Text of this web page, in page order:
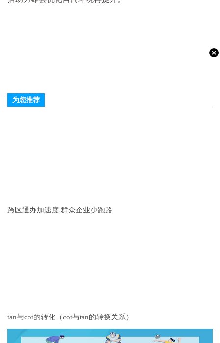
为您推荐
跨区通办加速度 群众企业少跑路
tan与cot的转化（cot与tan的转换关系）